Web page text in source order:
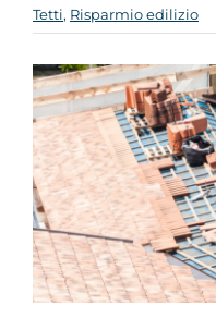
Chi siamo
Tetti, Risparmio edilizio